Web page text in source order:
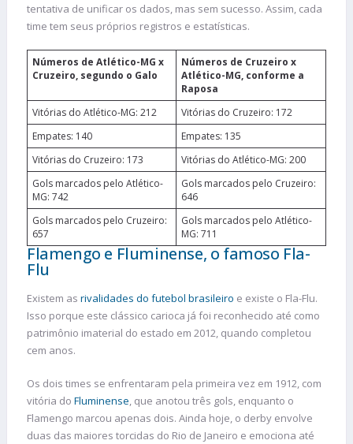
tentativa de unificar os dados, mas sem sucesso. Assim, cada
time tem seus próprios registros e estatísticas.
Números de Atlético-MG x
Cruzeiro, segundo o Galo
Números de Cruzeiro x
Atlético-MG, conforme a
Raposa
Vitórias do Atlético-MG: 212
Vitórias do Cruzeiro: 172
Empates: 140
Empates: 135
Vitórias do Cruzeiro: 173
Vitórias do Atlético-MG: 200
Gols marcados pelo Atlético-
MG: 742
Gols marcados pelo Cruzeiro:
646
Gols marcados pelo Cruzeiro:
657
Gols marcados pelo Atlético-
MG: 711
Flamengo e Fluminense, o famoso Fla-
Flu
Existem as rivalidades do futebol brasileiro e existe o Fla-Flu.
Isso porque este clássico carioca já foi reconhecido até como
patrimônio imaterial do estado em 2012, quando completou
cem anos.
Os dois times se enfrentaram pela primeira vez em 1912, com
vitória do Fluminense, que anotou três gols, enquanto o
Flamengo marcou apenas dois. Ainda hoje, o derby envolve
duas das maiores torcidas do Rio de Janeiro e emociona até